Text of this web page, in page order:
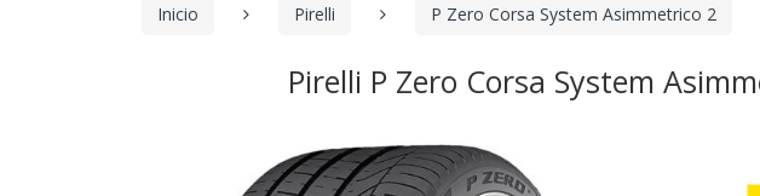
Inicio Pirelli P Zero Corsa System Asimmetrico 2
Pirelli P Zero Corsa System